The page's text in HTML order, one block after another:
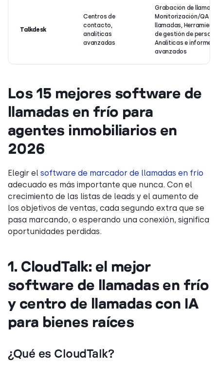
Talkdesk
Centros de
contacto,
analíticas
avanzadas
Grabación de
Monitorización/QA de
llamadas,
de gestión de
Analíticas e informes
avanzados
Los 15 mejores software de
llamadas en frío para
agentes inmobiliarios en
2026
Elegir el software de marcador de llamadas en frío
adecuado es más importante que nunca. Con el
crecimiento de las listas de leads y el aumento de
los objetivos de ventas, cada segundo extra que se
pasa marcando, o esperando una conexión, significa
oportunidades perdidas.
1. CloudTalk: el mejor
software de llamadas en frío
y centro de llamadas con IA
para bienes raíces
¿Qué es CloudTalk?